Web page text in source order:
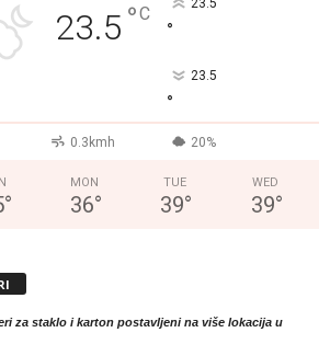
23.5 °C 23.5
°
23.5
°
0.3kmh 20%
°
MON
36°
TUE
39°
WED
39°
za staklo i karton postavljeni na više lokacija u